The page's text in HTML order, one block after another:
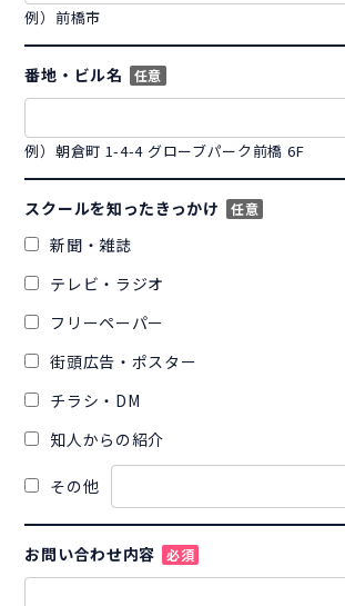
例）前橋市
番地・ビル名 任意
例）朝倉町 1-4-4 グローブパーク前橋 6F
スクールを知ったきっかけ 任意
新聞・雑誌
テレビ・ラジオ
フリーペーパー
街頭広告・ポスター
チラシ・DM
知人からの紹介
その他
お問い合わせ内容 必須